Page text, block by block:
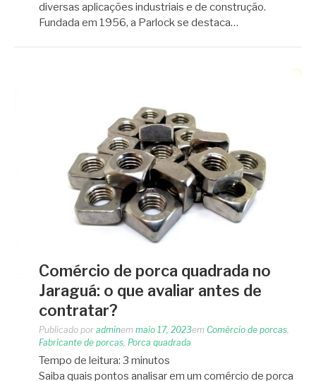
diversas aplicações industriais e de construção.
Fundada em 1956, a Parlock se destaca…
Comércio de porca quadrada no
Jaraguá: o que avaliar antes de
contratar?
Publicado por adminem maio 17, 2023em Comércio de porcas,
Fabricante de porcas, Porca quadrada
Tempo de leitura: 3 minutos
Saiba quais pontos analisar em um comércio de porca